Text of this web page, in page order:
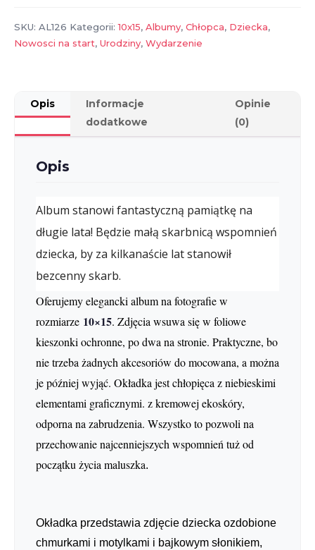
dla
chłopca
SKU: AL126 Kategorii:10x15, Albumy, Chłopca, Dziecka,
Nowosci na start, Urodziny, Wydarzenie
Opis
Informacje
dodatkowe
Opinie
(0)
Opis
Album stanowi fantastyczną pamiątkę na
długie lata! Będzie małą skarbnicą wspomnień
dziecka, by za kilkanaście lat stanowił
bezcenny skarb.
Oferujemy elegancki album na fotografie w
rozmiarze 10×15. Zdjęcia wsuwa się w foliowe
kieszonki ochronne, po dwa na stronie. Praktyczne, bo
nie trzeba żadnych akcesoriów do mocowana, a można
je później wyjąć. Okładka jest chłopięca z niebieskimi
elementami graficznymi. z kremowej ekoskóry,
odporna na zabrudzenia. Wszystko to pozwoli na
przechowanie najcenniejszych wspomnień tuż od
początku życia maluszka.
Okładka przedstawia zdjęcie dziecka ozdobione
chmurkami i motylkami i bajkowym słonikiem,